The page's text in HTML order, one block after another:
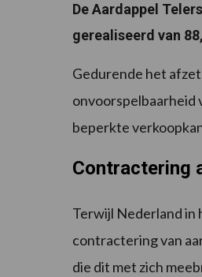
De Aardappel
gerealiseerd van
Gedurende het
onvoorspelbaarheid
beperkte
Contractering
Terwijl Nederland in
contractering van
die dit met zich